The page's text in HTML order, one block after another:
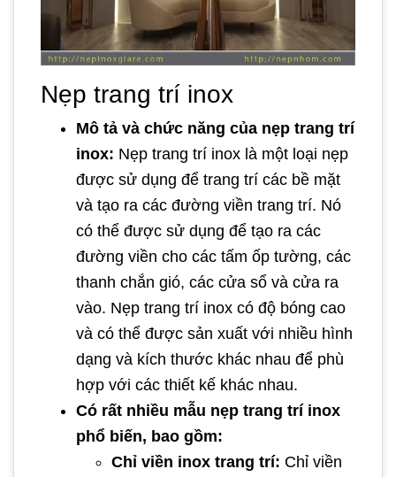
Nẹp trang trí inox
Mô tả và chức năng của nẹp trang trí
inox: Nẹp trang trí inox là một loại nẹp
được sử dụng để trang trí các bề mặt
và tạo ra các đường viền trang trí. Nó
có thể được sử dụng để tạo ra các
đường viền cho các tấm ốp tường, các
thanh chắn gió, các cửa sổ và cửa ra
vào. Nẹp trang trí inox có độ bóng cao
và có thể được sản xuất với nhiều hình
dạng và kích thước khác nhau để phù
hợp với các thiết kế khác nhau.
Có rất nhiều mẫu nẹp trang trí inox
phổ biến, bao gồm:
Chỉ viền inox trang trí: Chỉ viền